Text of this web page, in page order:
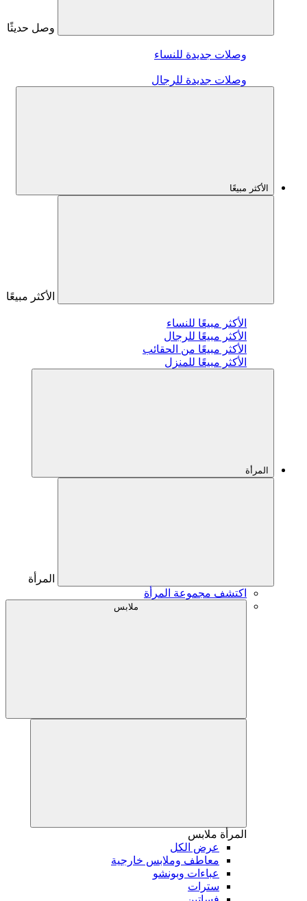
وصل حديثًا
وصلات جديدة للنساء
وصلات جديدة للرجال
الأكثر مبيعًا
الأكثر مبيعًا
الأكثر مبيعًا للنساء
الأكثر مبيعًا للرجال
الأكثر مبيعًا من الحقائب
الأكثر مبيعًا للمنزل
المرأة
المرأة
اكتشف مجموعة المرأة
ملابس
المرأة ملابس
عرض الكل
معاطف وملابس خارجية
عباءات وبونشو
سترات